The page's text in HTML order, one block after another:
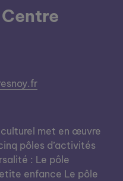
met en œuvre
pôles d’activités
: Le pôle
enfance Le pôle